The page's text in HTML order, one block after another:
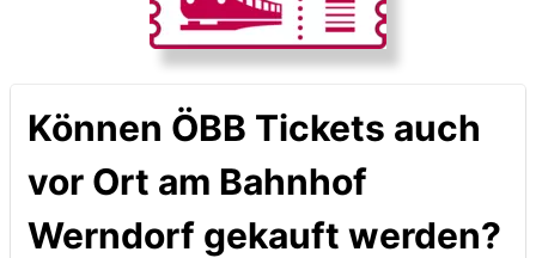
Können ÖBB Tickets auch
vor Ort am Bahnhof
Werndorf gekauft werden?